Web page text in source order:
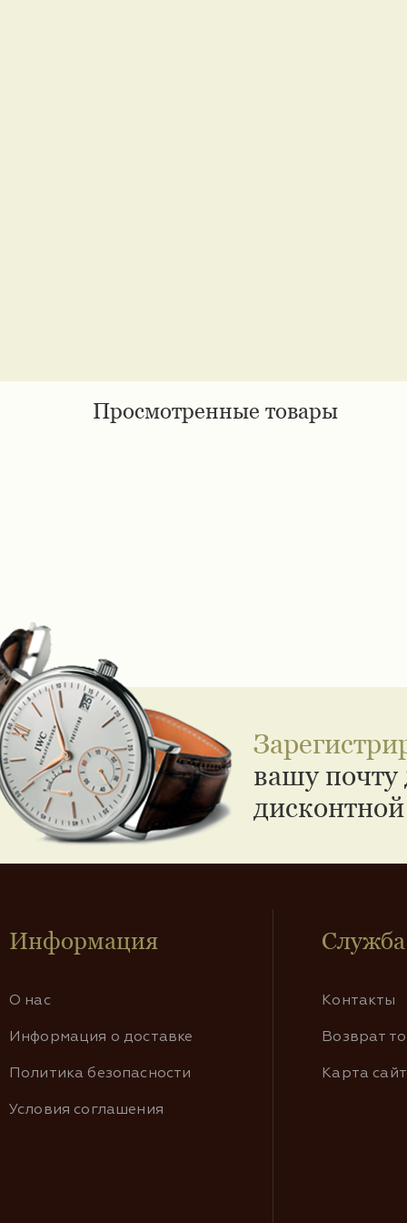
Просмотренные товары
вашу почту
Информация
О нас
Информация о доставке
Политика безопасности
Условия соглашения
Контакты
Возврат
Карта